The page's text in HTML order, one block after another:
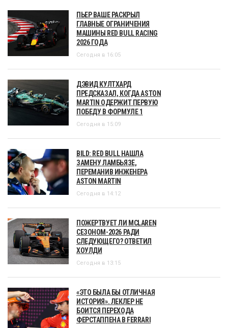
ПЬЕР ВАШЕ РАСКРЫЛ
ГЛАВНЫЕ ОГРАНИЧЕНИЯ
МАШИНЫ RED BULL RACING
2026 ГОДА
Сегодня в 16:05
ДЭВИД КУЛТХАРД
ПРЕДСКАЗАЛ, КОГДА ASTON
MARTIN ОДЕРЖИТ ПЕРВУЮ
ПОБЕДУ В ФОРМУЛЕ 1
Сегодня в 15:09
BILD: RED BULL НАШЛА
ЗАМЕНУ ЛАМБЬЯЗЕ,
ПЕРЕМАНИВ ИНЖЕНЕРА
ASTON MARTIN
Сегодня в 14:12
ПОЖЕРТВУЕТ ЛИ MCLAREN
СЕЗОНОМ-2026 РАДИ
СЛЕДУЮЩЕГО? ОТВЕТИЛ
ХОУЛДИ
Сегодня в 13:15
«ЭТО БЫЛА БЫ ОТЛИЧНАЯ
ИСТОРИЯ». ЛЕКЛЕР НЕ
БОИТСЯ ПЕРЕХОДА
ФЕРСТАППЕНА В FERRARI